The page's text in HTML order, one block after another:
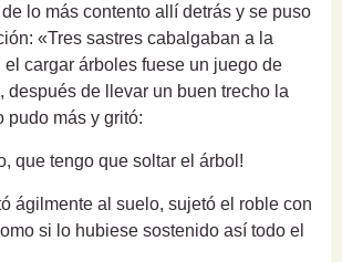
lo más contento allí detrás y se puso
«Tres sastres cabalgaban a la
cargar árboles fuese un juego de
después de llevar un buen trecho la
pudo más y gritó:
que tengo que soltar el árbol!
ágilmente al suelo, sujetó el roble con
si lo hubiese sostenido así todo el